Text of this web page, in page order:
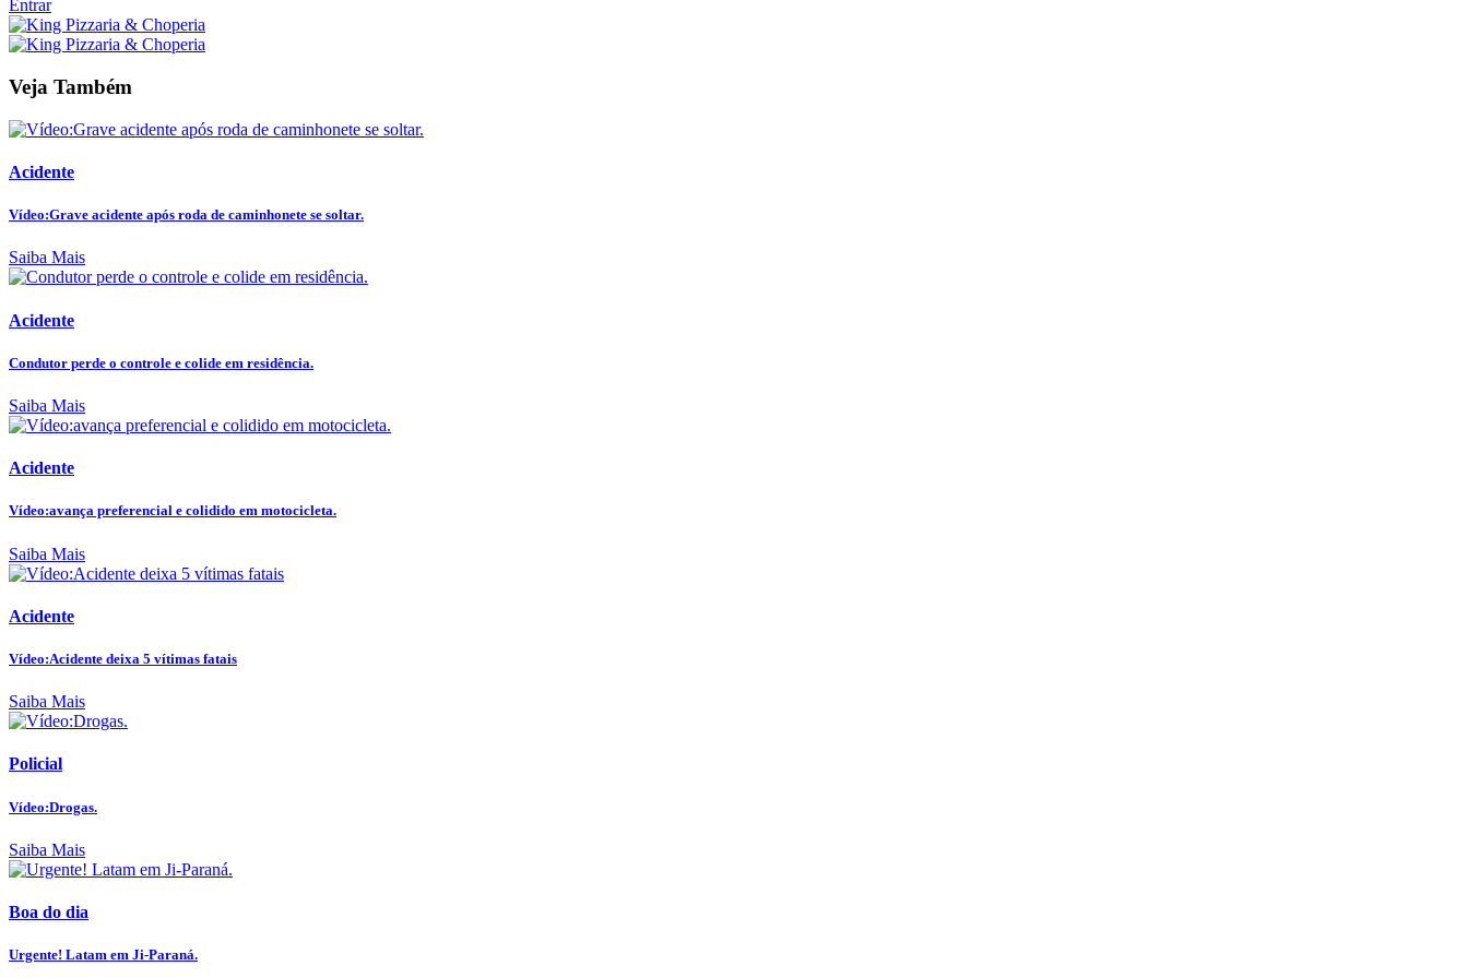
Entrar
Veja Também
Acidente
Vídeo:Grave acidente após roda de caminhonete se soltar.
Saiba Mais
Acidente
Condutor perde o controle e colide em residência.
Saiba Mais
Acidente
Vídeo:avança preferencial e colidido em motocicleta.
Saiba Mais
Acidente
Vídeo:Acidente deixa 5 vítimas fatais
Saiba Mais
Policial
Vídeo:Drogas.
Saiba Mais
Boa do dia
Urgente! Latam em Ji-Paraná.